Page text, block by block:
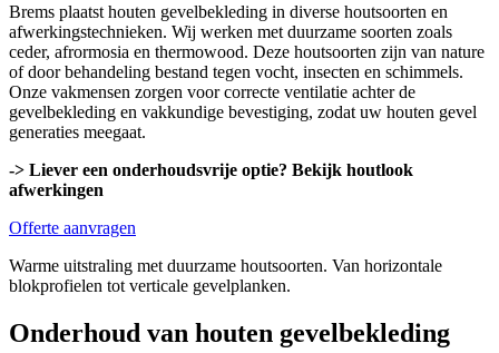
Brems plaatst houten gevelbekleding in diverse houtsoorten en
afwerkingstechnieken. Wij werken met duurzame soorten zoals
ceder, afrormosia en thermowood. Deze houtsoorten zijn van nature
of door behandeling bestand tegen vocht, insecten en schimmels.
Onze vakmensen zorgen voor correcte ventilatie achter de
gevelbekleding en vakkundige bevestiging, zodat uw houten gevel
generaties meegaat.
-> Liever een onderhoudsvrije optie? Bekijk houtlook
afwerkingen
Offerte aanvragen
Warme uitstraling met duurzame houtsoorten. Van horizontale
blokprofielen tot verticale gevelplanken.
Onderhoud van houten gevelbekleding